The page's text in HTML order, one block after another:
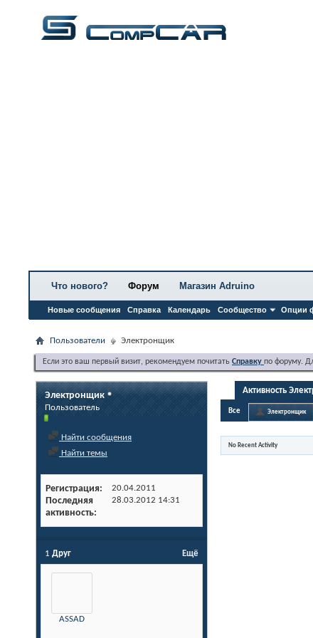
Что нового? Форум
Новые сообщения Справка Календарь Сообщество Опции
Магазин Adruino
Пользователи Электронщик
Если это ваш первый визит, рекомендуем почитать Справку по форуму.
Электронщик
Пользователь
Найти сообщения
Найти темы
Регистрация 20.04.2011
Последняя
активность
28.03.2012 14:31
Ещё
1 Друг
ASSAD
Активность
Все Электронщик
No Recent Activity